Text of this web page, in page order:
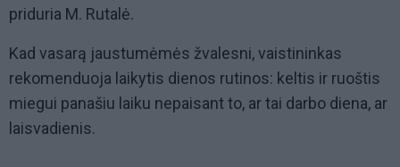
priduria M. Rutalė.
Kad vasarą jaustumėmės žvalesni, vaistininkas
rekomenduoja laikytis dienos rutinos: keltis ir ruoštis
miegui panašiu laiku nepaisant to, ar tai darbo diena, ar
laisvadienis.